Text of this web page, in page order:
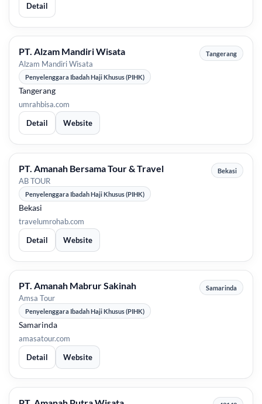
Detail
PT. Alzam Mandiri Wisata
Alzam Mandiri Wisata
Tangerang
Penyelenggara Ibadah Haji Khusus (PIHK)
Tangerang
umrahbisa.com
Detail
Website
PT. Amanah Bersama Tour & Travel
AB TOUR
Bekasi
Penyelenggara Ibadah Haji Khusus (PIHK)
Bekasi
travelumrohab.com
Detail
Website
PT. Amanah Mabrur Sakinah
Amsa Tour
Samarinda
Penyelenggara Ibadah Haji Khusus (PIHK)
Samarinda
amasatour.com
Detail
Website